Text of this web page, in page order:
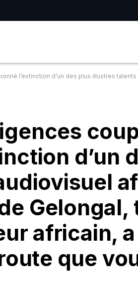
du monde audiovisuel africain. Papis Baba Diallo, membre de
d’un
africain,
que